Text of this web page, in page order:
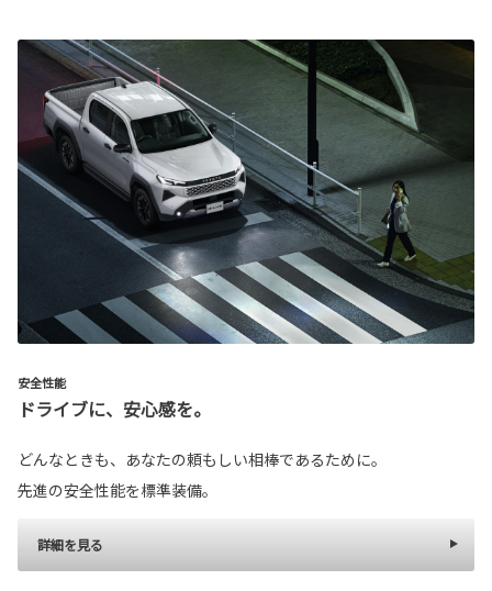
安全性能
ドライブに、安心感を。
どんなときも、あなたの頼もしい相棒であるために。
先進の安全性能を標準装備。
詳細を見る